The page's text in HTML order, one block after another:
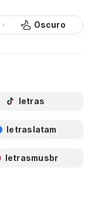
Oscuro
letras
letraslatam
letrasmusbr